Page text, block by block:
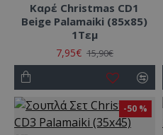
Καρέ Christmas CD1
Beige Palamaiki (85x85)
1Τεμ
7,95€ 15,90€
-50 %